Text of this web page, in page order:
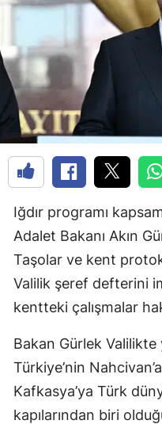
Iğdır programı
Adalet Bakanı Akın
Taşolar ve kent
Valilik şeref defterini
kentteki çalışmalar
Bakan Gürlek Valilikte
Türkiye’nin
Kafkasya’ya Türk
kapılarından biri